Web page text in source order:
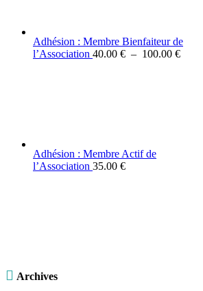
Adhésion : Membre Bienfaiteur de
l’Association 40.00 € – 100.00 €Plage
Adhésion : Membre Actif de
l’Association 35.00 €
 Archives